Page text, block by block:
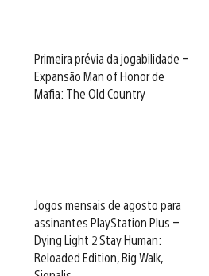
Primeira prévia da jogabilidade –
Expansão Man of Honor de
Mafia: The Old Country
Jogos mensais de agosto para
assinantes PlayStation Plus –
Dying Light 2 Stay Human:
Reloaded Edition, Big Walk,